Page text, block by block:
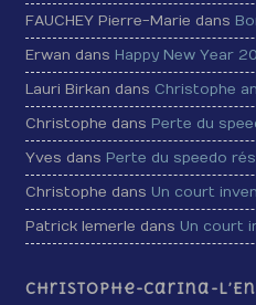
FAUCHEY Pierre-Marie dans
Erwan dans Happy New Year
Lauri Birkan dans Christophe
Christophe dans Perte du
Yves dans Perte du speedo
Christophe dans Un court
Patrick lemerle dans Un court
Christophe-Carina-